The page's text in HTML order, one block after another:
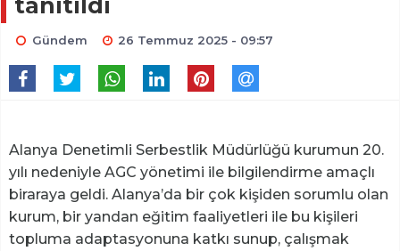
Gündem 26 Temmuz 2025 - 09:57
Alanya Denetimli Serbestlik Müdürlüğü kurumun 20.
yılı nedeniyle AGC yönetimi ile bilgilendirme amaçlı
biraraya geldi. Alanya’da bir çok kişiden sorumlu olan
kurum, bir yandan eğitim faaliyetleri ile bu kişileri
topluma adaptasyonuna katkı sunup, çalışmak